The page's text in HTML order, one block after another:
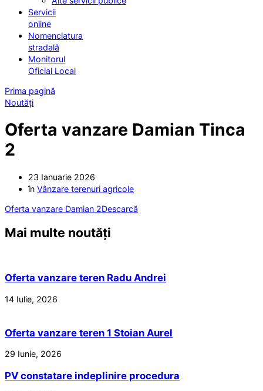
Servicii
online
Nomenclatura
stradală
Monitorul
Oficial Local
Prima pagină
Noutăți
Oferta vanzare Damian Tinca
2
23 Ianuarie 2026
în Vânzare terenuri agricole
Oferta vanzare Damian 2Descarcă
Mai multe noutăți
Oferta vanzare teren Radu Andrei
14 Iulie, 2026
Oferta vanzare teren 1 Stoian Aurel
29 Iunie, 2026
PV constatare indeplinire procedura